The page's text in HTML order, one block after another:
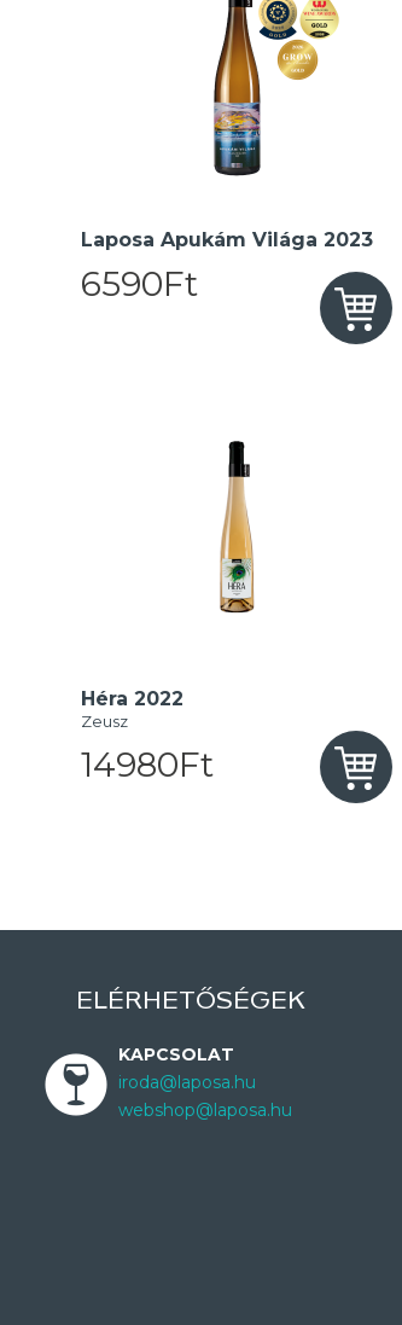
Laposa Apukám Világa 2023
6590Ft
Héra 2022
Zeusz
14980Ft
ELÉRHETŐSÉGEK
KAPCSOLAT
iroda@laposa.hu
webshop@laposa.hu